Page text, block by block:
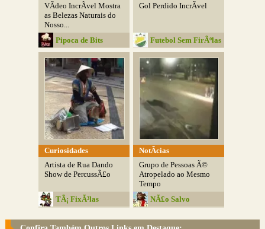
VÃ­deo IncrÃ­vel Mostra
as Belezas Naturais do
Nosso...
Pipoca de Bits
Gol Perdido IncrÃ­vel
Futebol Sem FirÃºlas
Curiosidades
Artista de Rua Dando
Show de PercussÃ£o
TÃ¡ FixÃ³las
NotÃ­cias
Grupo de Pessoas Ã©
Atropelado ao Mesmo
Tempo
NÃ£o Salvo